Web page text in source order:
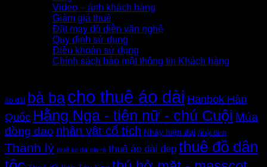
Video – ảnh khách hàng
Giảm giá thuê
Đặt may đồ diễn văn nghệ
Quy định sử dụng
Điều khoản sử dụng
Chính sách bảo mật thông tin Khách hàng
áo dài bà bacho thuê áo dài Hanbok Hàn
Quốc Hằng Nga - tiên nữ - chú Cuội Múa
đồng dao nhân vật cổ tích Nhảy hiện đại Nhật Bình
Thanh lý thuê áo dài giá rẻ thuê áo dài đẹp thuê đồ dân